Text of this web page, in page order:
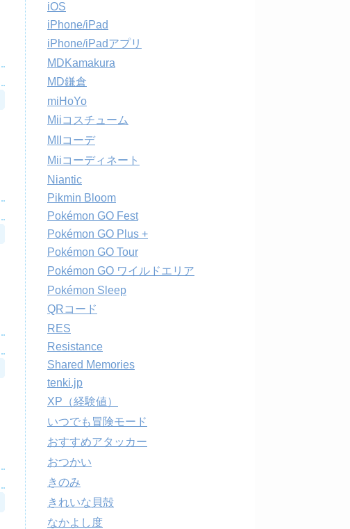
iOS
iPhone/iPad
iPhone/iPadアプリ
MDKamakura
MD鎌倉
miHoYo
Miiコスチューム
MIIコーデ
Miiコーディネート
Niantic
Pikmin Bloom
Pokémon GO Fest
Pokémon GO Plus +
Pokémon GO Tour
Pokémon GO ワイルドエリア
Pokémon Sleep
QRコード
RES
Resistance
Shared Memories
tenki.jp
XP（経験値）
いつでも冒険モード
おすすめアタッカー
おつかい
きのみ
きれいな貝殻
なかよし度